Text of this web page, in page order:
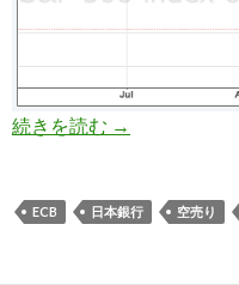
続きを読む 世界同時株安
→
ECB 日本銀行 空売り